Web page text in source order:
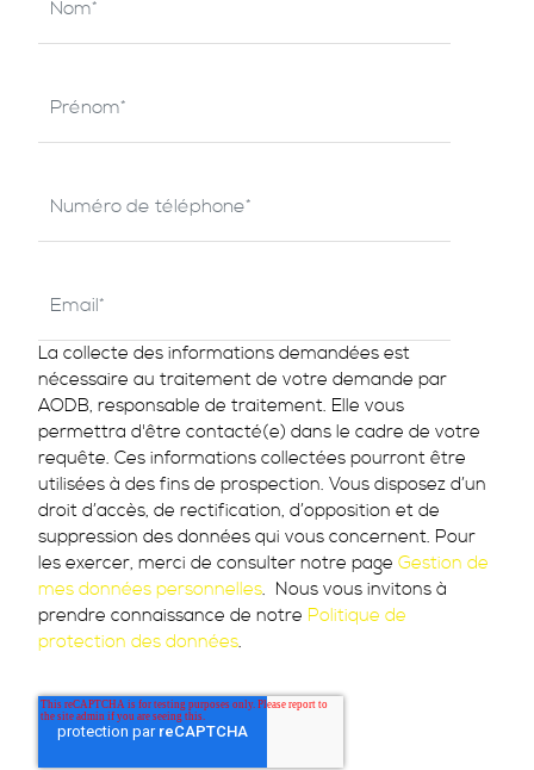
La collecte des informations demandées est
nécessaire au traitement de votre demande par
AODB, responsable de traitement. Elle vous
permettra d'être contacté(e) dans le cadre de votre
requête. Ces informations collectées pourront être
utilisées à des fins de prospection. Vous disposez d’un
droit d’accès, de rectification, d’opposition et de
suppression des données qui vous concernent. Pour
les exercer, merci de consulter notre page Gestion de
mes données personnelles. Nous vous invitons à
prendre connaissance de notre Politique de
protection des données.